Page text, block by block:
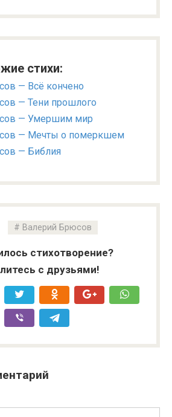
стихи:
— Всё кончено
— Тени прошлого
— Умершим мир
— Мечты о померкшем
— Библия
Валерий Брюсов
стихотворение?
с друзьями!